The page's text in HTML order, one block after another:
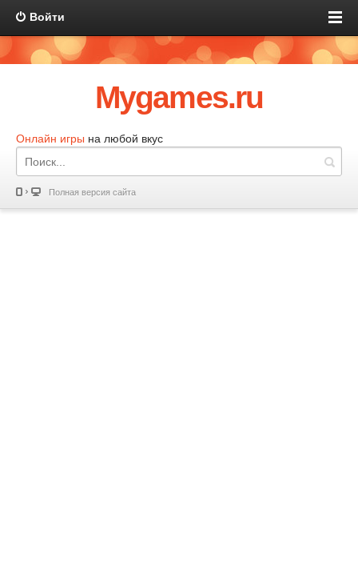
Войти
Mygames.ru
Онлайн игры на любой вкус
Полная версия сайта